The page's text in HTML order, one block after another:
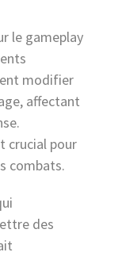
le gameplay
modifier
affectant
crucial pour
combats.
des